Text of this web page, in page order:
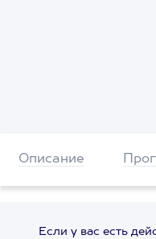
Описание
Если у вас есть